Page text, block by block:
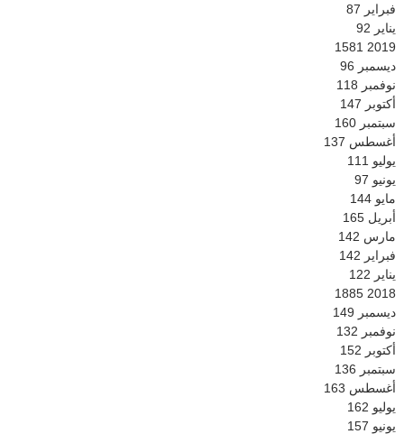
فبراير 87
يناير 92
2019
1581
ديسمبر 96
نوفمبر 118
أكتوبر 147
سبتمبر 160
أغسطس 137
يوليو 111
يونيو 97
مايو 144
أبريل 165
مارس 142
فبراير 142
يناير 122
2018
1885
ديسمبر 149
نوفمبر 132
أكتوبر 152
سبتمبر 136
أغسطس 163
يوليو 162
يونيو 157